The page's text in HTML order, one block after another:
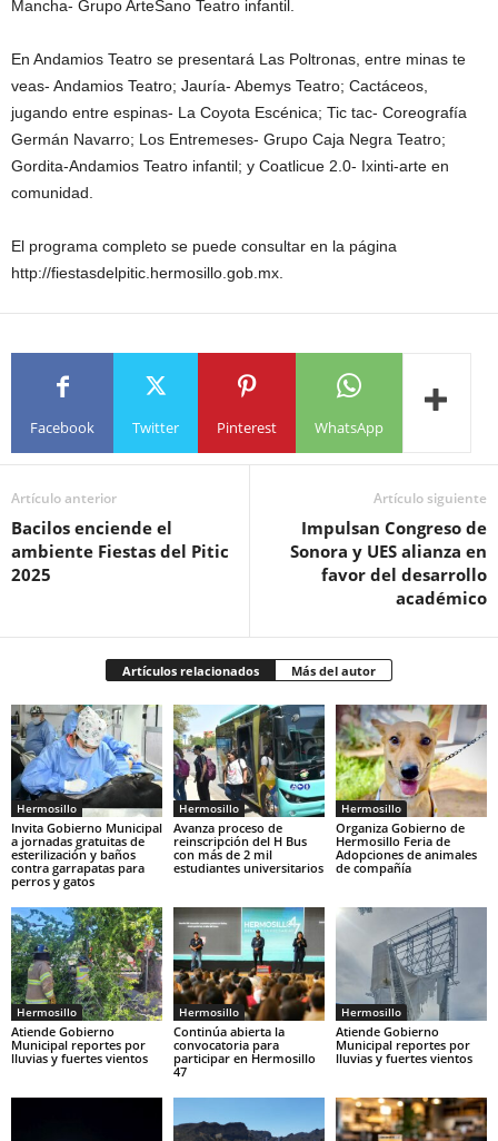
Mancha- Grupo ArteSano Teatro infantil.
En Andamios Teatro se presentará Las Poltronas, entre minas te
veas- Andamios Teatro; Jauría- Abemys Teatro; Cactáceos,
jugando entre espinas- La Coyota Escénica; Tic tac- Coreografía
Germán Navarro; Los Entremeses- Grupo Caja Negra Teatro;
Gordita-Andamios Teatro infantil; y Coatlicue 2.0- Ixinti-arte en
comunidad.
El programa completo se puede consultar en la página
http://fiestasdelpitic.hermosillo.gob.mx.
Facebook Twitter Pinterest WhatsApp
Artículo anterior
Bacilos enciende el
ambiente Fiestas del Pitic
2025
Artículo siguiente
Impulsan Congreso de
Sonora y UES alianza en
favor del desarrollo
académico
Artículos relacionados Más del autor
Hermosillo
Invita Gobierno Municipal
a jornadas gratuitas de
esterilización y baños
contra garrapatas para
perros y gatos
Hermosillo
Avanza proceso de
reinscripción del H Bus
con más de 2 mil
estudiantes universitarios
Hermosillo
Organiza Gobierno de
Hermosillo Feria de
Adopciones de animales
de compañía
Hermosillo
Atiende Gobierno
Municipal reportes por
lluvias y fuertes vientos
Hermosillo
Continúa abierta la
convocatoria para
participar en Hermosillo
47
Hermosillo
Atiende Gobierno
Municipal reportes por
lluvias y fuertes vientos